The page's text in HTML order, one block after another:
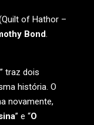
of Hathor –
Bond.
” traz dois
história. O
novamente,
” e “O